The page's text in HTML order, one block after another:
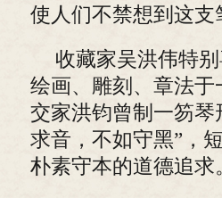
使人们不禁想到这
收藏家吴洪伟特
绘画、雕刻、章法
交家洪钧曾制一笏
求音，不如守黑”，
朴素守本的道德追求